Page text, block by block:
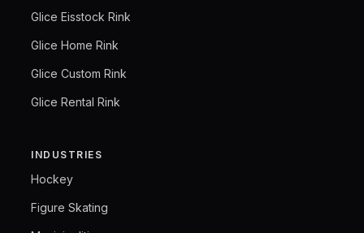
Glice Eisstock Rink
Glice Home Rink
Glice Custom Rink
Glice Rental Rink
INDUSTRIES
Hockey
Figure Skating